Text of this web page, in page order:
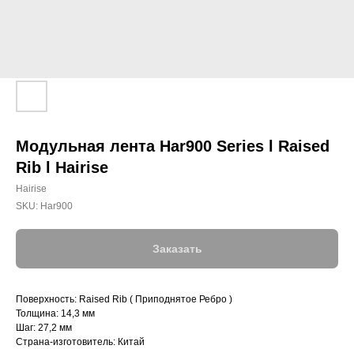
Модульная лента Har900 Series l Raised
Rib l Hairise
Hairise
SKU: Har900
Заказать
Поверхность: Raised Rib ( Приподнятое Ребро )
Толщина: 14,3 мм
Шаг: 27,2 мм
Страна-изготовитель: Китай